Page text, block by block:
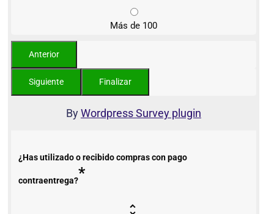
Más de 100
ByWordpress Survey plugin
¿Has utilizado o recibido compras con pago
contraentrega?*